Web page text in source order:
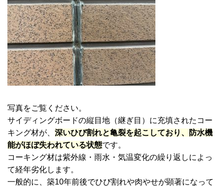
写真をご覧ください。
サイディングボードの縦目地（継ぎ目）に充填されたコー
キング材が、 深いひび割れと亀裂を起こしており、防水機
能がほぼ失われている状態です。
コーキング材は紫外線・雨水・気温変化の繰り返しによっ
て経年劣化します。
一般的に、築10年前後でひび割れや肉やせが顕著になって